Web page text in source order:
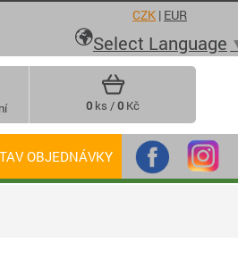
OBJEDNÁVKY
0 ks /0 Kč
CZK | EUR
Select Language